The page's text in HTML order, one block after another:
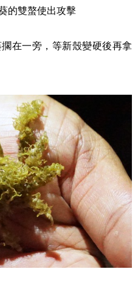
的雙螯使出攻擊
在一旁，等新殼變硬後再拿